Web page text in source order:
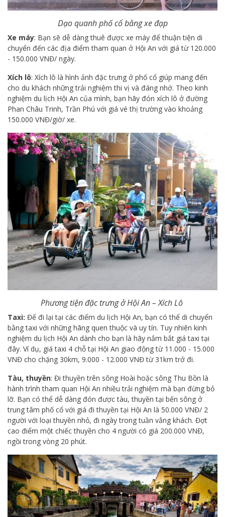
Dạo quanh phố cổ bằng xe đạp
Xe máy: Bạn sẽ dễ dàng thuê được xe máy để thuận tiện di
chuyển đến các địa điểm tham quan ở Hội An với giá từ 120.000
- 150.000 VNĐ/ ngày.
Xích lô: Xích lô là hình ảnh đặc trưng ở phố cổ giúp mang đến
cho du khách những trải nghiệm thi vị và đáng nhớ. Theo kinh
nghiệm du lịch Hội An của mình, bạn hãy đón xích lô ở đường
Phan Châu Trinh, Trần Phú với giá vé thị trường vào khoảng
150.000 VNĐ/giờ/ xe.
Phương tiện đặc trưng ở Hội An – Xích Lô
Taxi: Để đi lại tại các điểm du lịch Hội An, bạn có thể di chuyển
bằng taxi với những hãng quen thuộc và uy tín. Tuy nhiên kinh
nghiệm du lịch Hội An dành cho bạn là hãy nắm bắt giá taxi tại
đây. Ví dụ, giá taxi 4 chỗ tại Hội An giao động từ 11.000 - 15.000
VNĐ cho chặng 30km, 9.000 - 12.000 VNĐ từ 31km trở đi.
Tàu, thuyền: Đi thuyền trên sông Hoài hoặc sông Thu Bồn là
hành trình tham quan Hội An nhiều trải nghiệm mà bạn đừng bỏ
lỡ. Bạn có thể dễ dàng đón được tàu, thuyền tại bến sông ở
trung tâm phố cổ với giá đi thuyền tại Hội An là 50.000 VNĐ/ 2
người với loại thuyền nhỏ, đi ngày trong tuần vắng khách. Đợt
cao điểm một chiếc thuyền cho 4 người có giá 200.000 VNĐ,
ngồi trong vòng 20 phút.